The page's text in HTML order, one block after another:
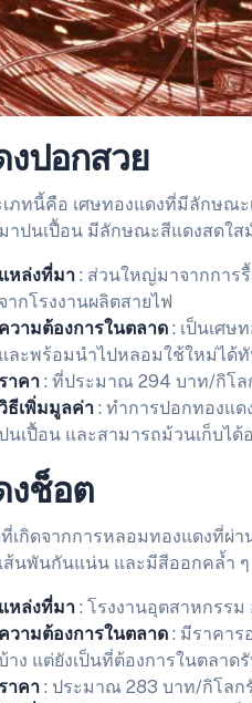
งปอกสวย
ภทนี้คือ เศษทองแดงที่มีลักษณ
าปนเปื้อน มีลักษณะสีแดงสดใ
แหล่งที่มา: ส่วนใหญ่มาจากการรื้
จากโรงงานผลิตสายไฟ
ความต้องการในตลาด: เป็นเศษ
และพร้อมนำไปหลอมใช้ใหม่ได้
ราคา: ที่ประมาณ 294 บาท/กิโล
ธีเพิ่มมูลค่า: ทำการปอกทองแด
ปนเปื้อน และสามารถม้วนเก็บได้
งช็อต
ที่เกิดจากการหลอมทองแดงที่ผ่
ส้นพันกันแน่น และมีสีออกคล้ำ ๆ
แหล่งที่มา: โรงงานอุตสาหกรร
ความต้องการในตลาด: มีราคาร
าง แต่ยังเป็นที่ต้องการในตลาด
ราคา: ประมาณ 283 บาท/กิโลก